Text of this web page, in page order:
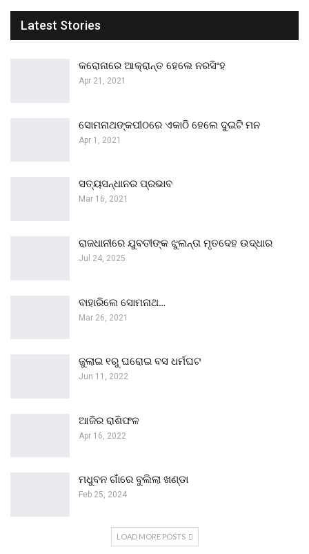
Latest Stories
କରୋନାରେ ଆକ୍ରାନ୍ତ ହେଲେ ନରସିଂହ
Apr 21, 2021
ସୋମନାଥଙ୍କପୀଠରେ ଏକାଠି ହେଲେ ଦୁଇଟି ମନ
Apr 1, 2021
ସତ୍ୟସନ୍ଧାନର ପ୍ରଭାବ
Mar 16, 2021
ରାଜଧାନୀରେ ଯୁବତୀଙ୍କ ଝୁଲନ୍ତା ମୃତଦେହ ଉଦ୍ଧାର
Jul 24, 2025
ବାହାରିଲେ ସୋମନାଥ…
Mar 26, 2021
ଜୁଲାଇ ୧ରୁ ଘରୋଇ ବସ ଧର୍ମଘଟ
Jun 11, 2022
ଆଜିର ରାଶିଫଳ
Apr 16, 2022
ମଧୁବନ ଗାଁରେ ବୁଲିଲା ଖଣ୍ଡା
Feb 25, 2024
LOAD MORE POSTS